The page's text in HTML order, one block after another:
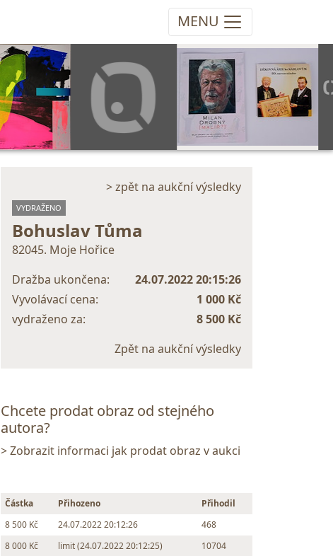
MENU
> zpět na aukční výsledky
VYDRAŽENO
Bohuslav Tůma
82045. Moje Hořice
Dražba ukončena:
24.07.2022 20:15:26
Vyvolávací cena:
1 000 Kč
vydraženo za:
8 500 Kč
Zpět na aukční výsledky
Chcete prodat obraz od stejného
autora?
> Zobrazit informaci jak prodat obraz v aukci
Částka Přihozeno
Přihodil
8 500 Kč
24.07.2022 20:12:26
468
8 000 Kč
limit (24.07.2022 20:12:25)
10704